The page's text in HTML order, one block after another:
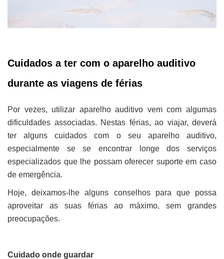
Cuidados a ter com o aparelho auditivo
durante as viagens de férias
Por vezes, utilizar aparelho auditivo vem com algumas
dificuldades associadas. Nestas férias, ao viajar, deverá
ter alguns cuidados com o seu aparelho auditivo,
especialmente se se encontrar longe dos serviços
especializados que lhe possam oferecer suporte em caso
de emergência.
Hoje, deixamos-lhe alguns conselhos para que possa
aproveitar as suas férias ao máximo, sem grandes
preocupações.
Cuidado onde guardar